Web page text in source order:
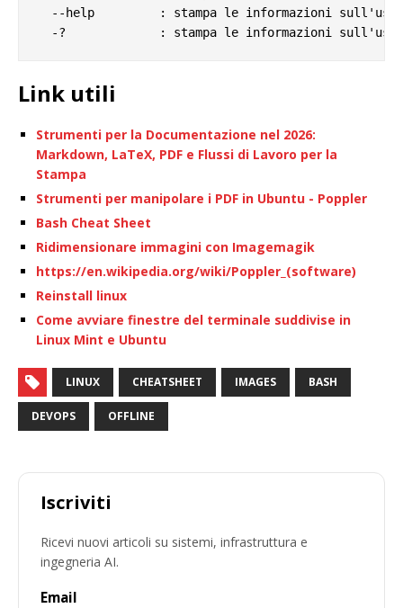
  --help         : stampa le informazioni sull'uso
Link utili
Strumenti per la Documentazione nel 2026:
Markdown, LaTeX, PDF e Flussi di Lavoro per la
Stampa
Strumenti per manipolare i PDF in Ubuntu - Poppler
Bash Cheat Sheet
Ridimensionare immagini con Imagemagik
https://en.wikipedia.org/wiki/Poppler_(software)
Reinstall linux
Come avviare finestre del terminale suddivise in
Linux Mint e Ubuntu
LINUX CHEATSHEET IMAGES BASH
DEVOPS OFFLINE
Iscriviti
Ricevi nuovi articoli su sistemi, infrastruttura e
ingegneria AI.
Email